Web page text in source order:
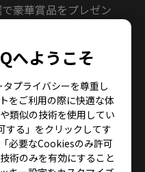
へようこそ
プライバシーを尊重し
をご利用の際に快適な体
類似の技術を使用してい
する」をクリックしてす
必要なCookiesのみ許可
術のみを有効にすること
豪華賞品をプレゼン
5名様
5名様
分 5名様
問をお答えいただい